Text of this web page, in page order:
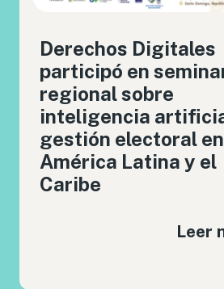
Derechos Digitales
participó en
regional sobre
inteligencia
gestión electoral en
América Latina y el
Caribe
Leer